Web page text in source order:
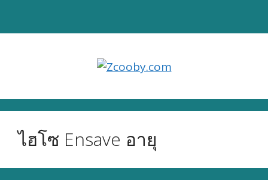
ไฮโซ Ensave อายุ